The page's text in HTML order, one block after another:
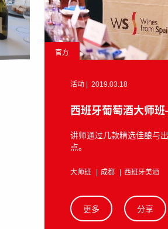
官方
活动| 2019.03.18
西班牙葡萄酒大师
讲师通过几款精选佳酿与
点。
大师班 成都 西班牙美酒
更多 分享